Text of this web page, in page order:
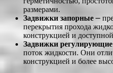
размерами.
Задвижки запорные ⎼
перекрытия прохода
конструкцией и
Задвижки регулирующие
поток жидкости. Они
конструкцией и более